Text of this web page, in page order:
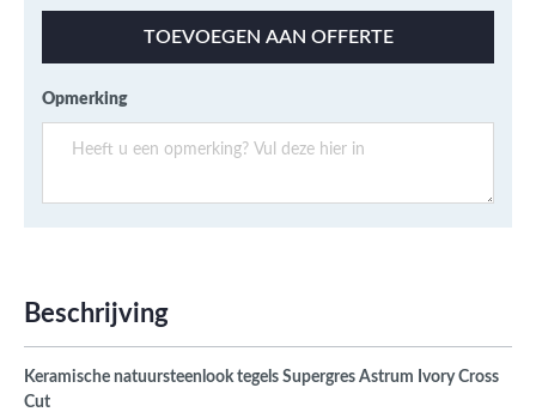
TOEVOEGEN AAN OFFERTE
Opmerking
Beschrijving
Keramische natuursteenlook tegels Supergres Astrum Ivory Cross
Cut